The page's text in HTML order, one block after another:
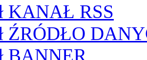
KANAŁ RSS
ŹRÓDŁO
BANNER